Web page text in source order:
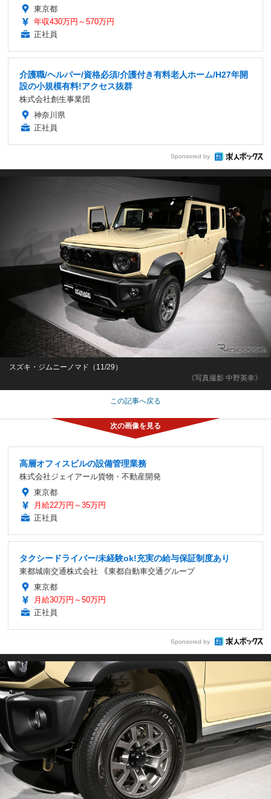
東京都
年収430万円～570万円
正社員
介護職/ヘルパー/資格必須/介護付き有料老人ホーム/H27年開
設の小規模有料!アクセス抜群
株式会社創生事業団
神奈川県
正社員
Sponsored by
《写真撮影 中野英幸》
スズキ・ジムニーノマド（11/29）
この記事へ戻る
高層オフィスビルの設備管理業務
株式会社ジェイアール貨物・不動産開発
東京都
月給22万円～35万円
正社員
タクシードライバー/未経験ok!充実の給与保証制度あり
東都城南交通株式会社 ｟東都自動車交通グループ
東京都
月給30万円～50万円
正社員
Sponsored by